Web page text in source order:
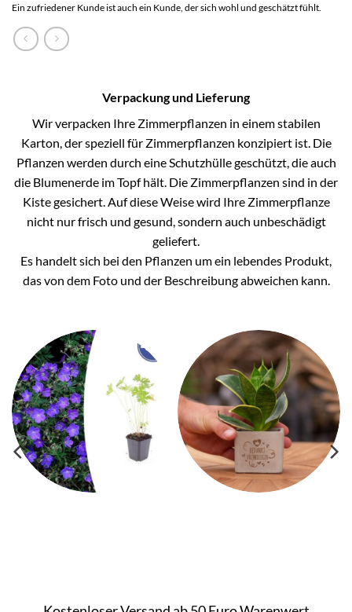
Ein zufriedener Kunde ist auch ein Kunde, der sich wohl und geschätzt fühlt.
Verpackung und Lieferung
Wir verpacken Ihre Zimmerpflanzen in einem stabilen
Karton, der speziell für Zimmerpflanzen konzipiert ist. Die
Pflanzen werden durch eine Schutzhülle geschützt, die auch
die Blumenerde im Topf hält. Die Zimmerpflanzen sind in der
Kiste gesichert. Auf diese Weise wird Ihre Zimmerpflanze
nicht nur frisch und gesund, sondern auch unbeschädigt
geliefert.
Es handelt sich bei den Pflanzen um ein lebendes Produkt,
das von dem Foto und der Beschreibung abweichen kann.